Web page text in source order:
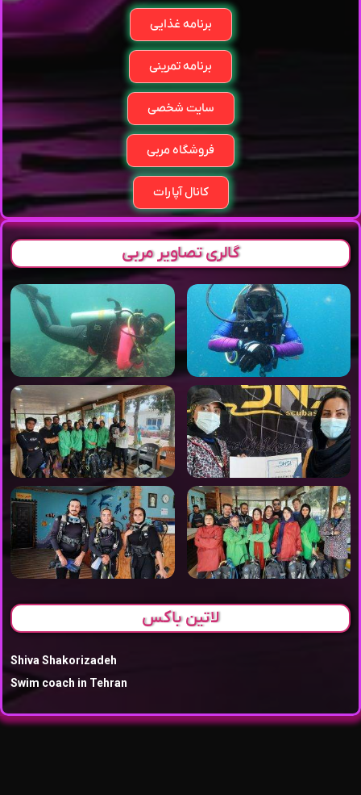
برنامه غذایی
برنامه تمرینی
سایت شخصی
فروشگاه مربی
کانال آپارات
گالری تصاویر مربی
لاتین باکس
Shiva Shakorizadeh
Swim coach in Tehran